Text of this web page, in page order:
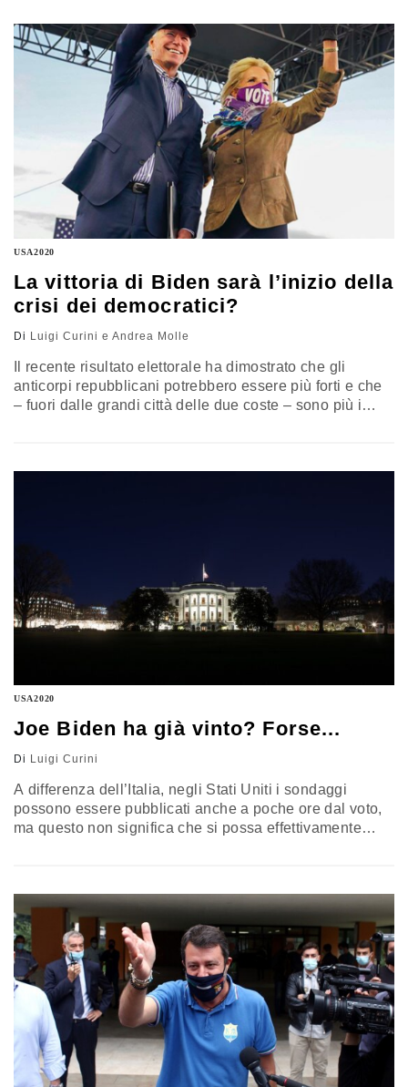
Milano
USA2020
La vittoria di Biden sarà l’inizio della
crisi dei democratici?
Di Luigi Curini e Andrea Molle
Il recente risultato elettorale ha dimostrato che gli
anticorpi repubblicani potrebbero essere più forti e che
– fuori dalle grandi città delle due coste – sono più i
USA2020
Joe Biden ha già vinto? Forse...
Di Luigi Curini
A differenza dell’Italia, negli Stati Uniti i sondaggi
possono essere pubblicati anche a poche ore dal voto,
ma questo non significa che si possa effettivamente